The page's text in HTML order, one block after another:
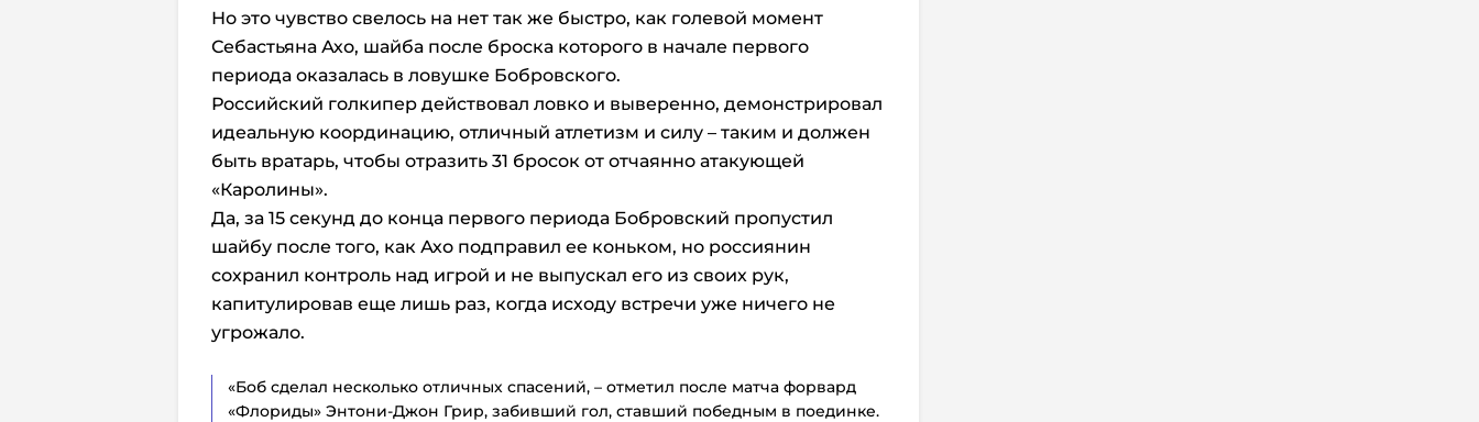
Но это чувство свелось на нет так же быстро, как голевой момент
Себастьяна Ахо, шайба после броска которого в начале первого
периода оказалась в ловушке Бобровского.
Российский голкипер действовал ловко и выверенно, демонстрировал
идеальную координацию, отличный атлетизм и силу – таким и должен
быть вратарь, чтобы отразить 31 бросок от отчаянно атакующей
«Каролины».
Да, за 15 секунд до конца первого периода Бобровский пропустил
шайбу после того, как Ахо подправил ее коньком, но россиянин
сохранил контроль над игрой и не выпускал его из своих рук,
капитулировав еще лишь раз, когда исходу встречи уже ничего не
угрожало.
«Боб сделал несколько отличных спасений, – отметил после матча форвард
«Флориды» Энтони-Джон Грир, забивший гол, ставший победным в поединке.